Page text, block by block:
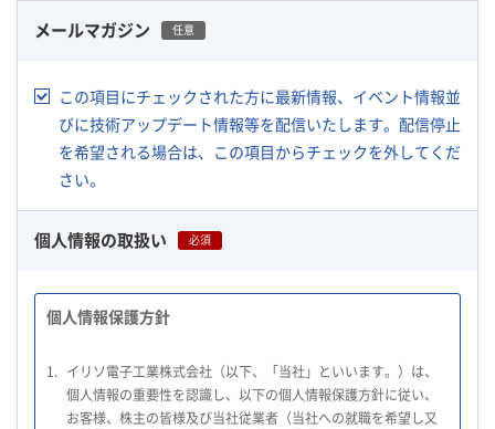
メールマガジン 任意
この項目にチェックされた方に最新情報、イベント情報並
びに技術アップデート情報等を配信いたします。配信停止
を希望される場合は、この項目からチェックを外してくだ
さい。
個人情報の取扱い 必須
個人情報保護方針
1. イリソ電子工業株式会社（以下、「当社」といいます。）は、
個人情報の重要性を認識し、以下の個人情報保護方針に従い、
お客様、株主の皆様及び当社従業者（当社への就職を希望し又